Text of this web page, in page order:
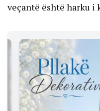
veçantë është harku i